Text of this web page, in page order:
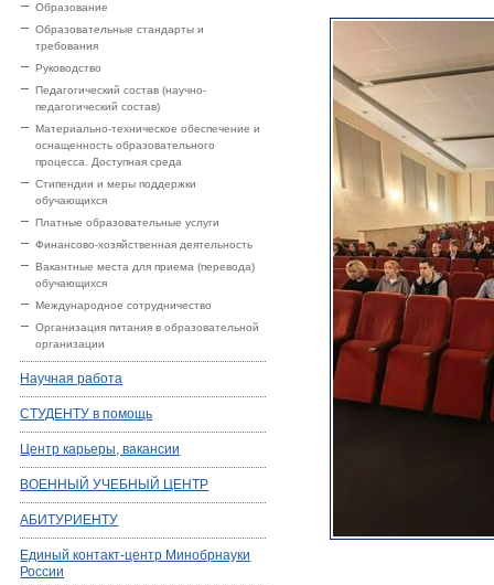
Образование
Образовательные стандарты и
требования
Руководство
Педагогический состав (научно-
педагогический состав)
Материально-техническое обеспечение и
оснащенность образовательного
процесса. Доступная среда
Стипендии и меры поддержки
обучающихся
Платные образовательные услуги
Финансово-хозяйственная деятельность
Вакантные места для приема (перевода)
обучающихся
Международное сотрудничество
Организация питания в образовательной
организации
Научная работа
СТУДЕНТУ в помощь
Центр карьеры, вакансии
ВОЕННЫЙ УЧЕБНЫЙ ЦЕНТР
АБИТУРИЕНТУ
Единый контакт-центр Минобрнауки
России